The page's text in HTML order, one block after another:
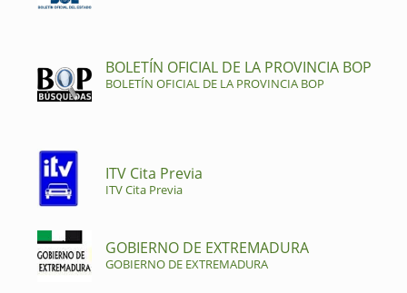
BOLETÍN OFICIAL DE LA PROVINCIA BOP
BOLETÍN OFICIAL DE LA PROVINCIA BOP
ITV Cita Previa
ITV Cita Previa
GOBIERNO DE EXTREMADURA
GOBIERNO DE EXTREMADURA